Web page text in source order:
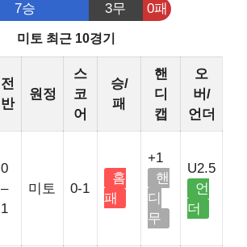
7승 3무 0패
미토 최근 10경기
전
반
원정
스
코
어
승/
패
핸
디
캡
오
버/
언더
0
–
1
미토 0-1
홈
패
+1
핸
디
무
U2.5
언
더